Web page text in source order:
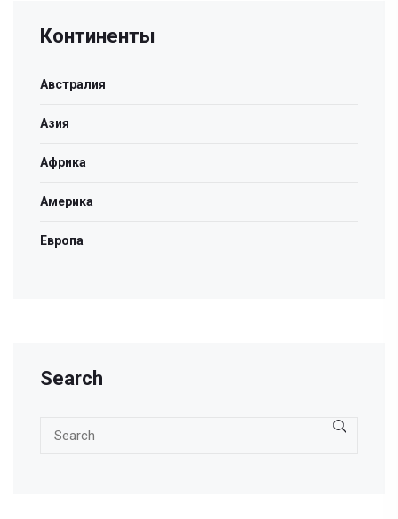
Континенты
Австралия
Азия
Африка
Америка
Европа
Search